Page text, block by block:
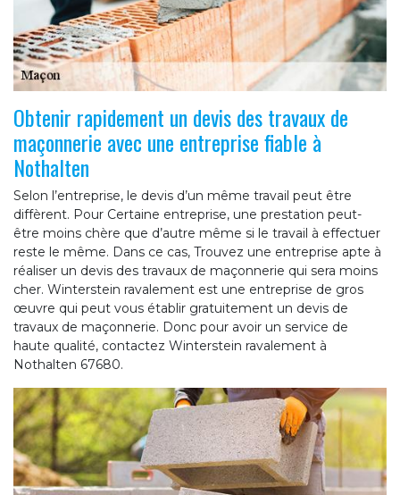
Obtenir rapidement un devis des travaux de
maçonnerie avec une entreprise fiable à
Nothalten
Selon l’entreprise, le devis d’un même travail peut être
diffèrent. Pour Certaine entreprise, une prestation peut-
être moins chère que d’autre même si le travail à effectuer
reste le même. Dans ce cas, Trouvez une entreprise apte à
réaliser un devis des travaux de maçonnerie qui sera moins
cher. Winterstein ravalement est une entreprise de gros
œuvre qui peut vous établir gratuitement un devis de
travaux de maçonnerie. Donc pour avoir un service de
haute qualité, contactez Winterstein ravalement à
Nothalten 67680.